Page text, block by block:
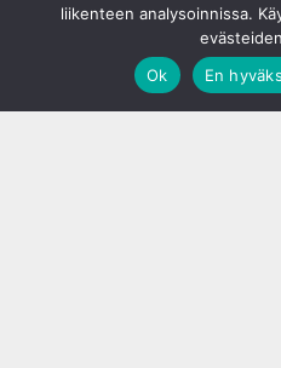
liikenteen analysoinnissa.
Ok
En